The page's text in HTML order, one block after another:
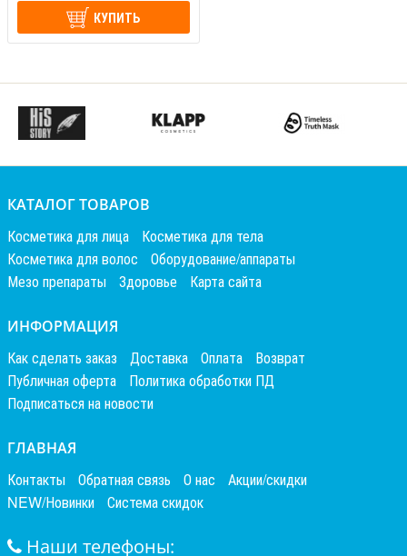
КУПИТЬ
КАТАЛОГ ТОВАРОВ
Косметика для лица
Косметика для тела
Косметика для волос
Оборудование/аппараты
Мезо препараты
Здоровье Карта сайта
ИНФОРМАЦИЯ
Как сделать заказ Доставка Оплата
Возврат
Публичная оферта
Политика обработки ПД
Подписаться на новости
ГЛАВНАЯ
Контакты Обратная связь О нас
Акции/скидки
NEW/Новинки
Система скидок
Наши телефоны: